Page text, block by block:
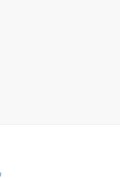
heute stellt das Rathaus
von Veröffentlichungen, die
Kirchtürme hinaus und